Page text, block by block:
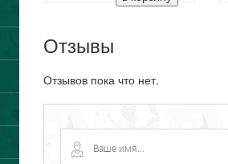
Отзывы
Отзывов пока что нет.